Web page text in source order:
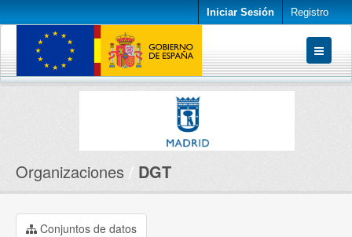
Iniciar Sesión Registro
Conjuntos de datos
Organizaciones DGT
Conjuntos de datos